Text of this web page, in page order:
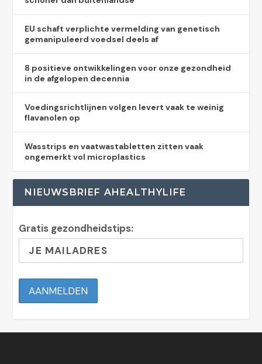
EU schaft verplichte vermelding van genetisch
gemanipuleerd voedsel deels af
8 positieve ontwikkelingen voor onze gezondheid
in de afgelopen decennia
Voedingsrichtlijnen volgen levert vaak te weinig
flavanolen op
Wasstrips en vaatwastabletten zitten vaak
ongemerkt vol microplastics
NIEUWSBRIEF AHEALTHYLIFE
Gratis gezondheidstips: